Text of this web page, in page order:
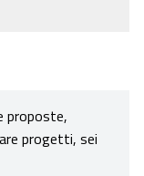
proposte,
progetti, sei